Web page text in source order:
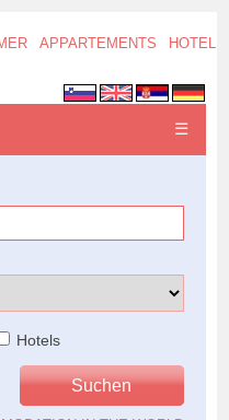
APPARTEMENTS HOTELS
☰
Hotels